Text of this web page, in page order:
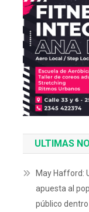
ULTIMAS
May Hafford:
apuesta al
público